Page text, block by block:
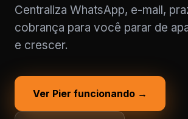
Centraliza WhatsApp, e-mail,
cobrança para você parar de
e crescer.
Ver Pier funcionando →